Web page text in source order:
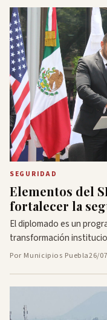
SEGURIDAD
Elementos del
fortalecer la
El diplomado es un
transformación
Por Municipios Puebla26/